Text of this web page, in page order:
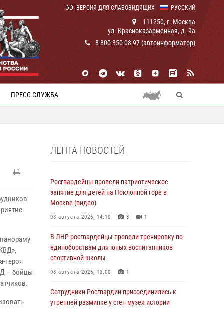
РУССКИЙ
ВЕРСИЯ ДЛЯ СЛАБОВИДЯЩИХ
111250, г. Москва
ул. Красноказарменная, д. 9а
8 800 350 08 97 (автоинформатор)
ПРЕСС-СЛУЖБА
героя
– бойцы
ЛЕНТА НОВОСТЕЙ
Росгвардейцы провели патриотическое
занятие для детей на Поклонной горе в
Москве (видео)
08 августа 2026, 14:10 3 1
В ЛНР росгвардейцы провели тренировку по
единоборствам для юных воспитанников
спортивной школы
08 августа 2026, 13:00 1
Сотрудники Росгвардии присоединились к
утренней разминке у стен музея истории